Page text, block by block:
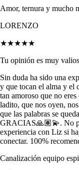
Amor, ternura y mucho
LORENZO
★★★★★
Tu opinión es muy
Sin duda ha sido una
y que tocan el alma y el
tan amoroso que no
ladito, que nos oyen,
que las palabras se
GRACIAS🙏🏽💫. No
experiencia con Liz si
conectar. 100%
Canalización equipo